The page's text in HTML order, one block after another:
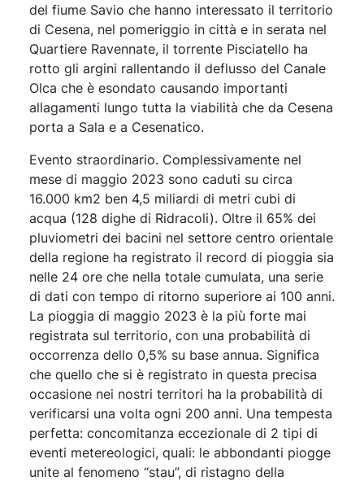
del fiume Savio che hanno interessato il territorio
di Cesena, nel pomeriggio in città e in serata nel
Quartiere Ravennate, il torrente Pisciatello ha
rotto gli argini rallentando il deflusso del Canale
Olca che è esondato causando importanti
allagamenti lungo tutta la viabilità che da Cesena
porta a Sala e a Cesenatico.
Evento straordinario. Complessivamente nel
mese di maggio 2023 sono caduti su circa
16.000 km2 ben 4,5 miliardi di metri cubi di
acqua (128 dighe di Ridracoli). Oltre il 65% dei
pluviometri dei bacini nel settore centro orientale
della regione ha registrato il record di pioggia sia
nelle 24 ore che nella totale cumulata, una serie
di dati con tempo di ritorno superiore ai 100 anni.
La pioggia di maggio 2023 è la più forte mai
registrata sul territorio, con una probabilità di
occorrenza dello 0,5% su base annua. Significa
che quello che si è registrato in questa precisa
occasione nei nostri territori ha la probabilità di
verificarsi una volta ogni 200 anni. Una tempesta
perfetta: concomitanza eccezionale di 2 tipi di
eventi metereologici, quali: le abbondanti piogge
unite al fenomeno “stau”, di ristagno della